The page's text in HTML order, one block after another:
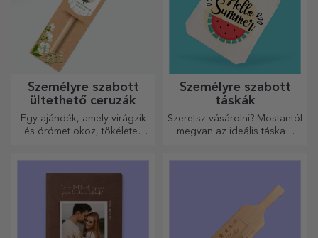
Személyre szabott
ültethető ceruzák
Egy ajándék, amely virágzik
és örömet okoz, tökéletes
Személyre szabott
táskák
Szeretsz vásárolni? Mostantól
megvan az ideális táska a